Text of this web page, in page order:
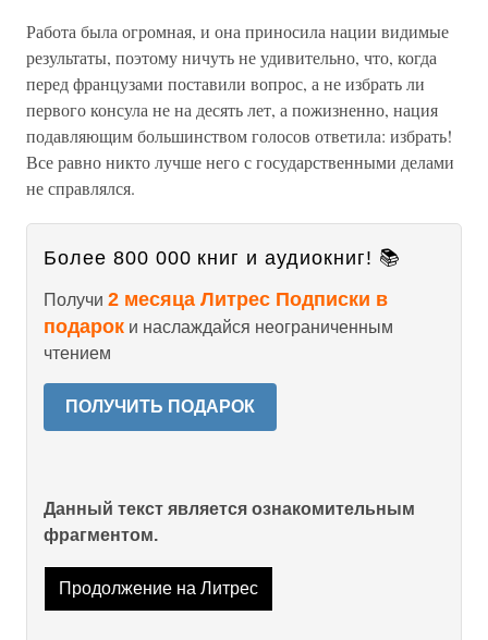
Работа была огромная, и она приносила нации видимые
результаты, поэтому ничуть не удивительно, что, когда
перед французами поставили вопрос, а не избрать ли
первого консула не на десять лет, а пожизненно, нация
подавляющим большинством голосов ответила: избрать!
Все равно никто лучше него с государственными делами
не справлялся.
Более 800 000 книг и аудиокниг! 📚
Получи 2 месяца Литрес Подписки в
подарок и наслаждайся неограниченным
чтением
ПОЛУЧИТЬ ПОДАРОК
Данный текст является ознакомительным
фрагментом.
Продолжение на Литрес